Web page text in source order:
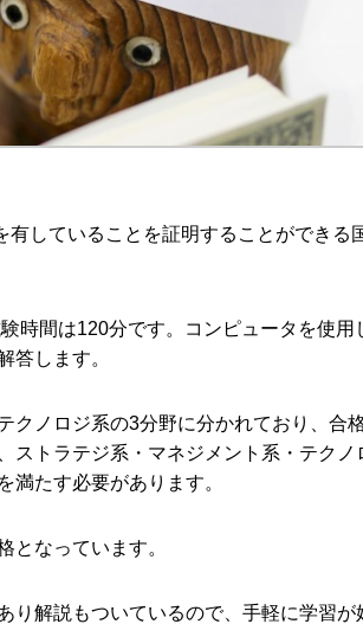
有していることを証明することができる
時間は120分です。コンピュータを使用
答します。
クノロジ系の3分野に分かれており、合
ストラテジ系・マネジメント系・テクノ
満たす必要があります。
となっています。
り解説もついているので、手軽に学習が